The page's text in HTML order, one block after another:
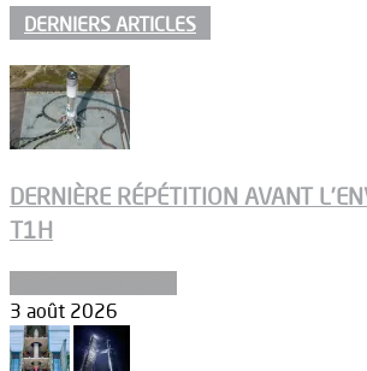
DERNIERS ARTICLES
DERNIÈRE RÉPÉTITION AVANT
T1H
3 août 2026